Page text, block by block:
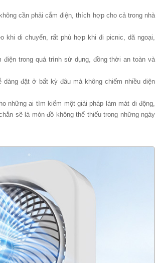
cần phải cắm điện, thích hợp cho cả trong nhà
khi di chuyển, rất phù hợp khi đi picnic, dã ngoại,
điện trong quá trình sử dụng, đồng thời an toàn và
đặt ở bất kỳ đâu mà không chiếm nhiều diện
những ai tìm kiếm một giải pháp làm mát di động,
sẽ là món đồ không thể thiếu trong những ngày